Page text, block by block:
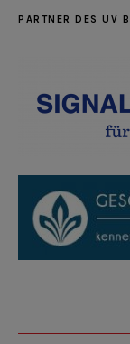
PARTNER DES UV